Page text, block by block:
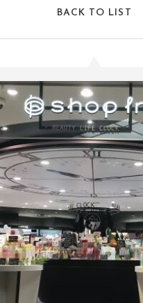
BACK TO LIST